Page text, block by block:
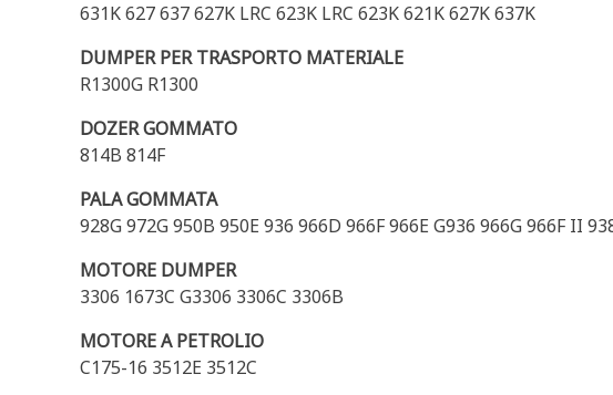
631K 627 637 627K LRC 623K LRC 623K 621K 627K 637K
DUMPER PER TRASPORTO MATERIALE
R1300G R1300
DOZER GOMMATO
814B 814F
PALA GOMMATA
928G 972G 950B 950E 936 966D 966F 966E G936 966G 966F II
MOTORE DUMPER
3306 1673C G3306 3306C 3306B
MOTORE A PETROLIO
C175-16 3512E 3512C